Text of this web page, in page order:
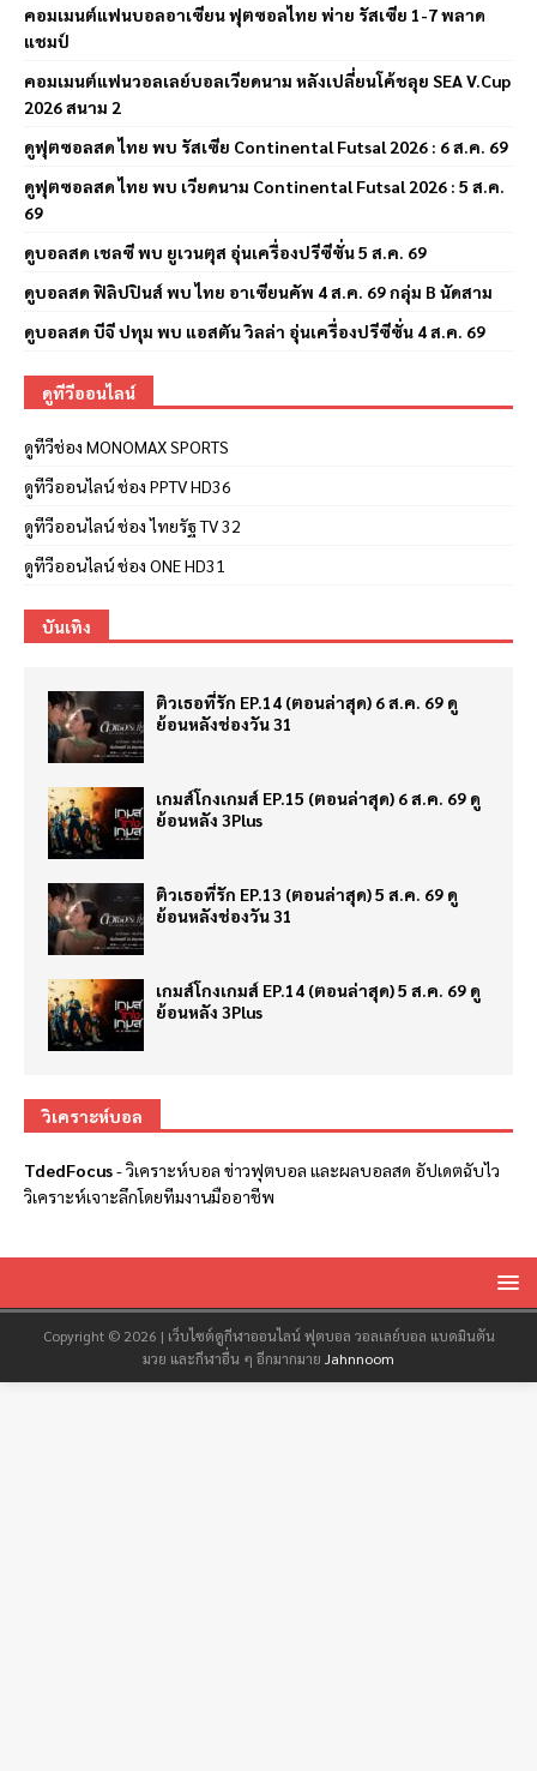
คอมเมนต์แฟนบอลอาเซียน ฟุตซอลไทย พ่าย รัสเซีย 1-7 พลาด
แชมป์
คอมเมนต์แฟนวอลเลย์บอลเวียดนาม หลังเปลี่ยนโค้ชลุย SEA V.Cup
2026 สนาม 2
ดูฟุตซอลสด ไทย พบ รัสเซีย Continental Futsal 2026 : 6 ส.ค. 69
ดูฟุตซอลสด ไทย พบ เวียดนาม Continental Futsal 2026 : 5 ส.ค.
69
ดูบอลสด เชลซี พบ ยูเวนตุส อุ่นเครื่องปรีซีซั่น 5 ส.ค. 69
ดูบอลสด ฟิลิปปินส์ พบ ไทย อาเซียนคัพ 4 ส.ค. 69 กลุ่ม B นัดสาม
ดูบอลสด บีจี ปทุม พบ แอสตัน วิลล่า อุ่นเครื่องปรีซีซั่น 4 ส.ค. 69
ดูทีวีออนไลน์
ดูทีวีช่อง MONOMAX SPORTS
ดูทีวีออนไลน์ ช่อง PPTV HD36
ดูทีวีออนไลน์ ช่อง ไทยรัฐ TV 32
ดูทีวีออนไลน์ ช่อง ONE HD31
บันเทิง
ติวเธอที่รัก EP.14 (ตอนล่าสุด) 6 ส.ค. 69 ดู
ย้อนหลังช่องวัน 31
เกมส์โกงเกมส์ EP.15 (ตอนล่าสุด) 6 ส.ค. 69 ดู
ย้อนหลัง 3Plus
ติวเธอที่รัก EP.13 (ตอนล่าสุด) 5 ส.ค. 69 ดู
ย้อนหลังช่องวัน 31
เกมส์โกงเกมส์ EP.14 (ตอนล่าสุด) 5 ส.ค. 69 ดู
ย้อนหลัง 3Plus
วิเคราะห์บอล
TdedFocus-วิเคราะห์บอล ข่าวฟุตบอล และผลบอลสด อัปเดตฉับไว
วิเคราะห์เจาะลึกโดยทีมงานมืออาชีพ
Copyright © 2026 | เว็บไซต์ดูกีฬาออนไลน์ ฟุตบอล วอลเลย์บอล แบดมินตัน
มวย และกีฬาอื่น ๆ อีกมากมาย Jahnnoom